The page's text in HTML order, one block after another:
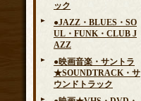
ック
●JAZZ・BLUES・SO
UL・FUNK・CLUB J
AZZ
●映画音楽・サントラ
★SOUNDTRACK・サ
ウンドトラック